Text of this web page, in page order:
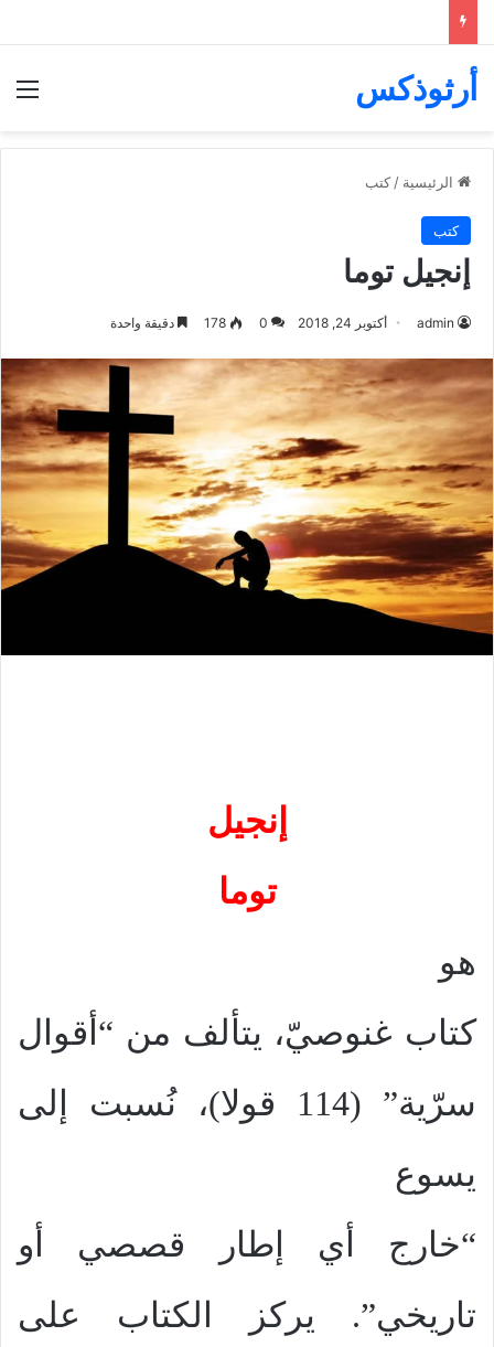
أرثوذكس
الرئيسية / كتب
كتب
إنجيل توما
admin أكتوبر 24, 2018 0
178 دقيقة واحدة
إنجيل
توما
هو
كتاب غنوصيّ، يتألف من “أقوال
سرّية” (114 قولا)، نُسبت إلى
يسوع
“خارج أي إطار قصصي أو
تاريخي”. يركز الكتاب على